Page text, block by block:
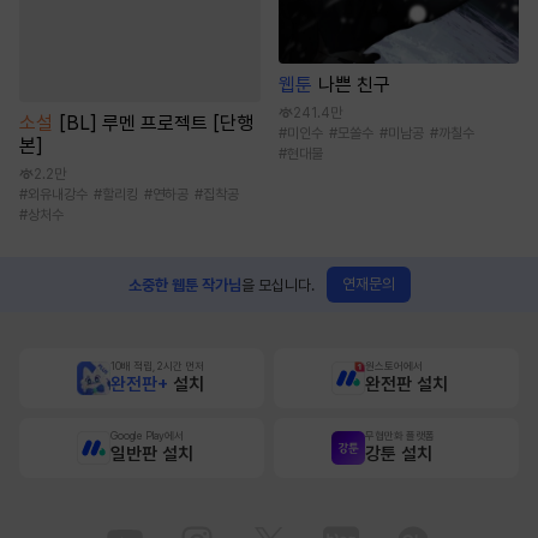
소설 [BL] 루멘 프로젝트 [단행
본]
2.2만
#외유내강수 # 할리킹 #연하공 #집착공
#상처수
웹툰 나쁜 친구
241.4만
#미인수 #모쏠수 #미남공 #까칠수
#현대물
소중한 웹툰 작가님을 모십니다. 연재문의
10배 적립, 2시간 먼저
완전판+ 설치
원스토어에서
완전판 설치
Google Play에서
일반판 설치
무협만화 플랫폼
강툰 설치